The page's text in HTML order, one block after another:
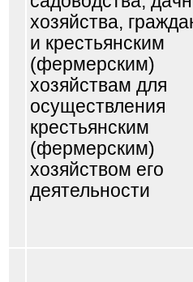
хозяйства,
и крестьянским
(фермерским)
хозяйствам для
осуществления
крестьянским
(фермерским)
хозяйством его
деятельности